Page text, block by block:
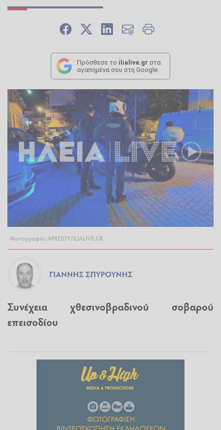
Πρόσθεσε το ilialive.gr στα
αγαπημένα σου στη Google
Φωτογραφία: ΑΡΧΕΙΟΥ/ILIALIVE.GR
ΓΙΆΝΝΗΣ ΣΠΥΡΟΎΝΗΣ
Συνέχεια χθεσινοβραδινού σοβαρού
επεισοδίου